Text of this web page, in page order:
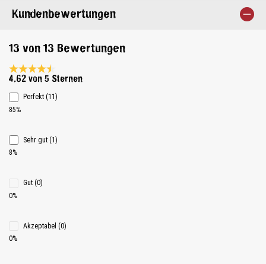
Kundenbewertungen
13 von 13 Bewertungen
Durchschnittliche Bewertung 4.6 von 5 Sternen
4.62 von 5 Sternen
Perfekt (11)
85%
Sehr gut (1)
8%
Gut (0)
0%
Akzeptabel (0)
0%